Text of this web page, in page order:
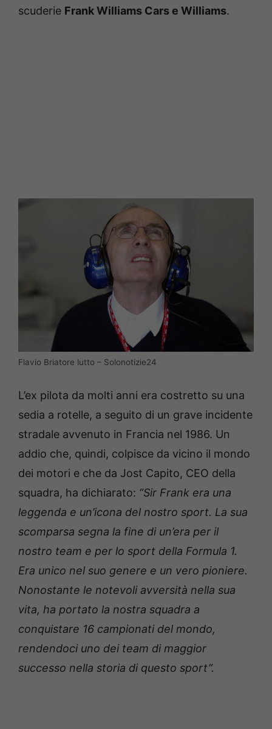
scuderie Frank Williams Cars e Williams.
Flavio Briatore lutto – Solonotizie24
L’ex pilota da molti anni era costretto su una
sedia a rotelle, a seguito di un grave incidente
stradale avvenuto in Francia nel 1986. Un
addio che, quindi, colpisce da vicino il mondo
dei motori e che da Jost Capito, CEO della
squadra, ha dichiarato: “Sir Frank era una
leggenda e un’icona del nostro sport. La sua
scomparsa segna la fine di un’era per il
nostro team e per lo sport della Formula 1.
Era unico nel suo genere e un vero pioniere.
Nonostante le notevoli avversità nella sua
vita, ha portato la nostra squadra a
conquistare 16 campionati del mondo,
rendendoci uno dei team di maggior
successo nella storia di questo sport”.